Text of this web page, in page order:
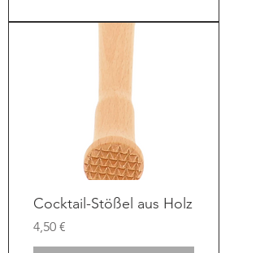
Cocktail-Stößel aus Holz
Preis
4,50 €